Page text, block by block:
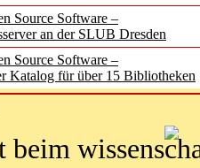
Source Software –
an der SLUB Dresden
Source Software –
Katalog für über 15 Bibliotheken
Media